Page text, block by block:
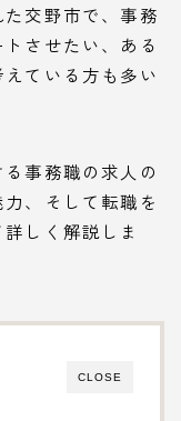
交野市で、事務
させたい、ある
ている方も多い
事務職の求人の
、そして転職を
しく解説しま
CLOSE